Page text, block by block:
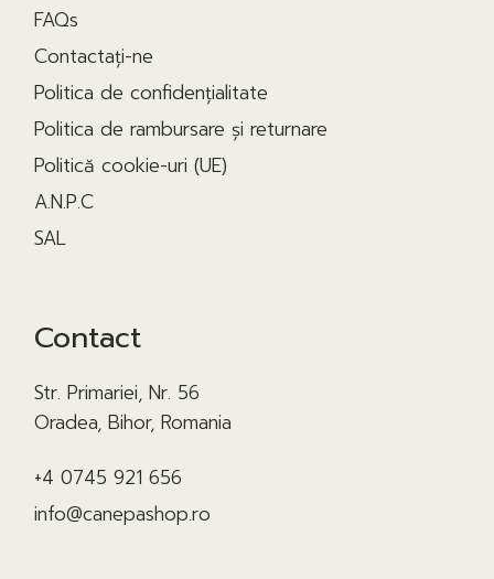
FAQs
Contactaţi-ne
Politica de confidențialitate
Politica de rambursare și returnare
Politică cookie-uri (UE)
A.N.P.C
SAL
Contact
Str. Primariei, Nr. 56
Oradea, Bihor, Romania
+4 0745 921 656
info@canepashop.ro